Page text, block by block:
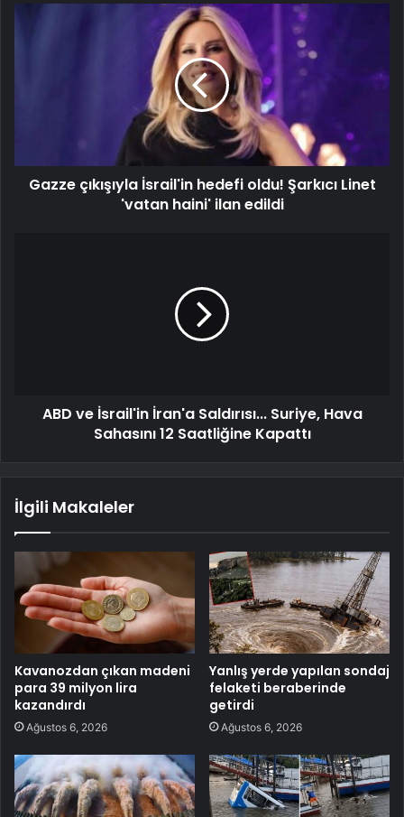
Gazze çıkışıyla İsrail'in hedefi oldu! Şarkıcı Linet
'vatan haini' ilan edildi
ABD ve İsrail'in İran'a Saldırısı... Suriye, Hava
Sahasını 12 Saatliğine Kapattı
İlgili Makaleler
Kavanozdan çıkan madeni
para 39 milyon lira
kazandırdı
Ağustos 6, 2026
Yanlış yerde yapılan sondaj
felaketi beraberinde
getirdi
Ağustos 6, 2026